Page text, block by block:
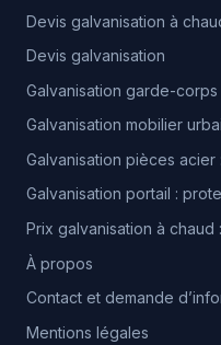
Devis galvanisation à
Devis galvanisation
Galvanisation garde-
Galvanisation mobilier
Galvanisation pièces
Galvanisation portail :
Prix galvanisation à chaud
À propos
Contact et demande
Mentions légales